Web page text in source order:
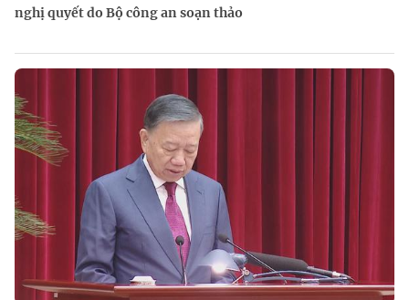
nghị quyết do Bộ công an soạn thảo